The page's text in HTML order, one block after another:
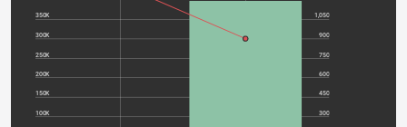
100K
150K
200K
250K
300K
350K
300
450
600
750
900
1,050